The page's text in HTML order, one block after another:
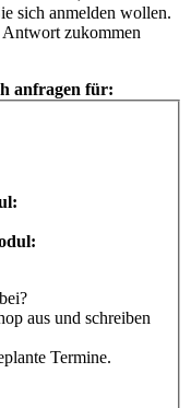
sich anmelden wollen.
zukommen
anfragen für:
aus und schreiben
Termine.